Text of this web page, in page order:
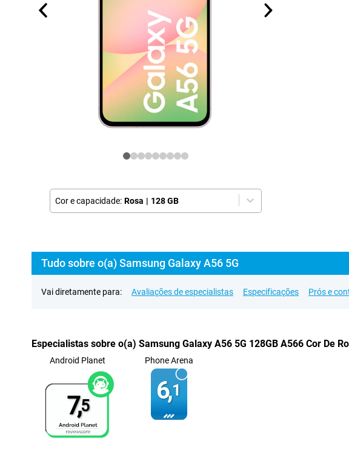
Cor e capacidade: Rosa | 128 GB
Tudo sobre o(a) Samsung Galaxy A56 5G
Vai diretamente para: Avaliações de especialistas Especificações Prós e
Especialistas sobre o(a) Samsung Galaxy A56 5G 128GB A566 Cor De
Android Planet
7,5
Phone Arena
6,1